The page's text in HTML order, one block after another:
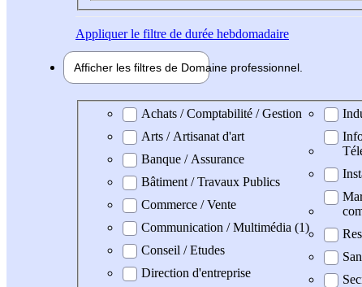
Appliquerle filtre de durée hebdomadaire
Afficher les filtres de Domaine professionnel
Domaine professionel
Achats / Comptabilité / Gestion
Arts / Artisanat d'art
Banque / Assurance
Bâtiment / Travaux Publics
Commerce / Vente
Communication / Multimédia (1)
Conseil / Etudes
Direction d'entreprise